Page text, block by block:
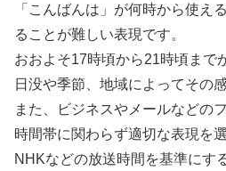
「こんばんは」が何時から使え
ることが難しい表現です。
おおよそ17時頃から21時頃まで
日没や季節、地域によってその
また、ビジネスやメールなどの
時間帯に関わらず適切な表現を
NHKなどの放送時間を基準にす